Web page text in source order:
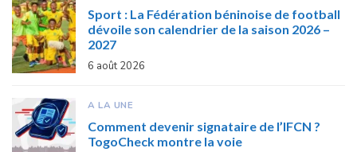
Sport : La Fédération béninoise de football
dévoile son calendrier de la saison 2026 –
2027
6 août 2026
A LA UNE
Comment devenir signataire de l’IFCN ?
TogoCheck montre la voie